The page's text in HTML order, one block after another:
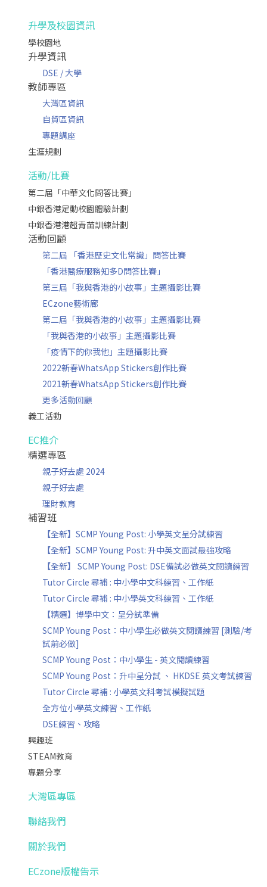
升學及校園資訊
學校園地
升學資訊
DSE / 大學
教師專區
大灣區資訊
自貿區資訊
專題講座
生涯規劃
活動/比賽
第二屆「中華文化問答比賽」
中銀香港足動校園體驗計劃
中銀香港港超青苗訓練計劃
活動回顧
第二屆 「香港歷史文化常識」問答比賽
「香港醫療服務知多D問答比賽」
第三屆「我與香港的小故事」主題攝影比賽
ECzone藝術廊
第二屆「我與香港的小故事」主題攝影比賽
「我與香港的小故事」主題攝影比賽
「疫情下的你我他」主題攝影比賽
2022新春WhatsApp Stickers創作比賽
2021新春WhatsApp Stickers創作比賽
更多活動回顧
義工活動
EC推介
精選專區
親子好去處 2024
親子好去處
理財教育
補習班
【全新】SCMP Young Post: 小學英文呈分試練習
【全新】SCMP Young Post: 升中英文面試最強攻略
【全新】 SCMP Young Post: DSE備試必做英文閱讀練習
Tutor Circle 尋補 : 中小學中文科練習、工作紙
Tutor Circle 尋補 : 中小學英文科練習、工作紙
【精選】博學中文：呈分試準備
SCMP Young Post：中小學生必做英文閱讀練習 [測驗/考
試前必做]
SCMP Young Post：中小學生 - 英文閱讀練習
SCMP Young Post：升中呈分試 、 HKDSE 英文考試練習
Tutor Circle 尋補 : 小學英文科考試模擬試題
全方位小學英文練習、工作紙
DSE練習、攻略
興趣班
STEAM教育
專題分享
大灣區專區
聯絡我們
關於我們
ECzone版權告示